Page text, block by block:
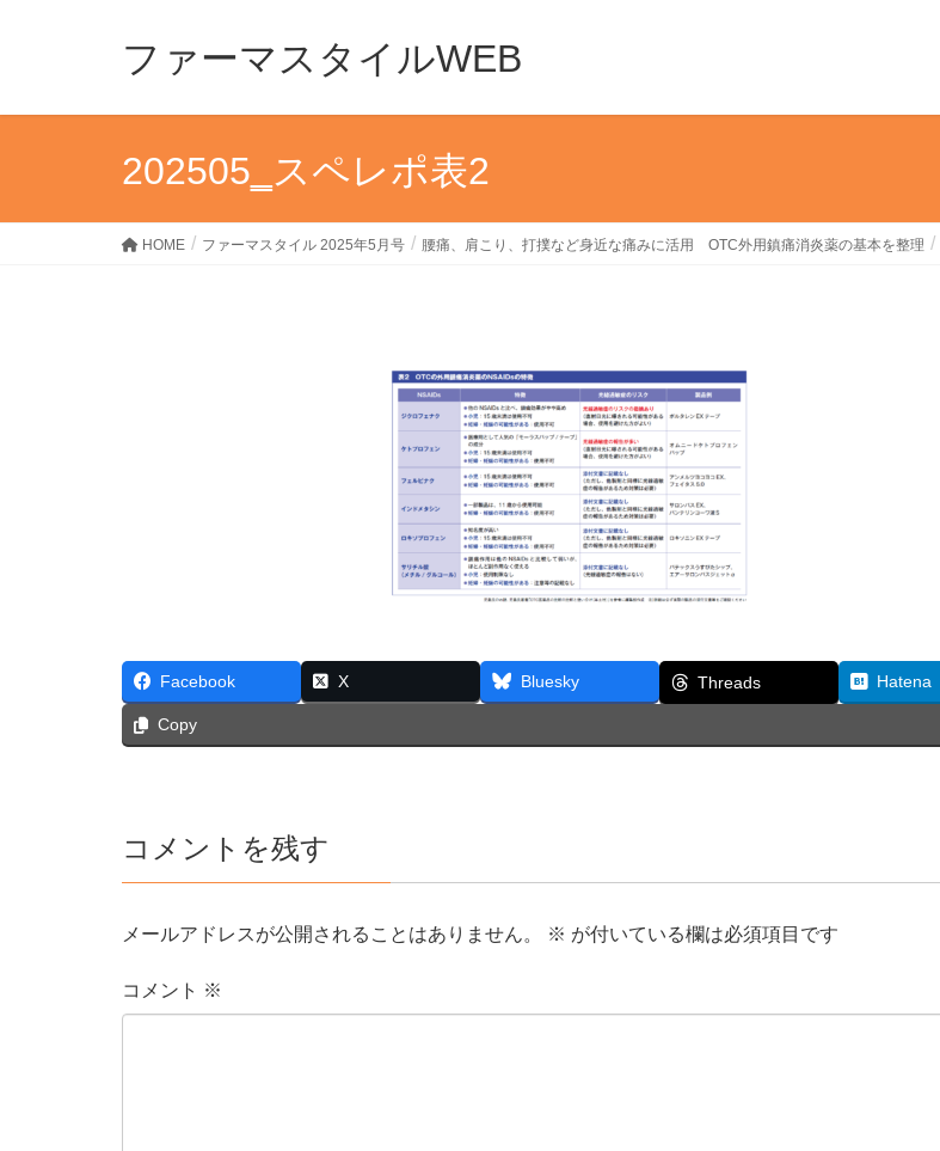
ファーマスタイルWEB
202505‗スペレポ表2
HOME ファーマスタイル 2025年5月号 腰痛、肩こり、打撲など身近な痛みに活用 OTC外用鎮痛消炎薬の基本を整理
Facebook X Bluesky Threads Hatena
Copy
コメントを残す
メールアドレスが公開されることはありません。 ※ が付いている欄は必須項目です
コメント ※